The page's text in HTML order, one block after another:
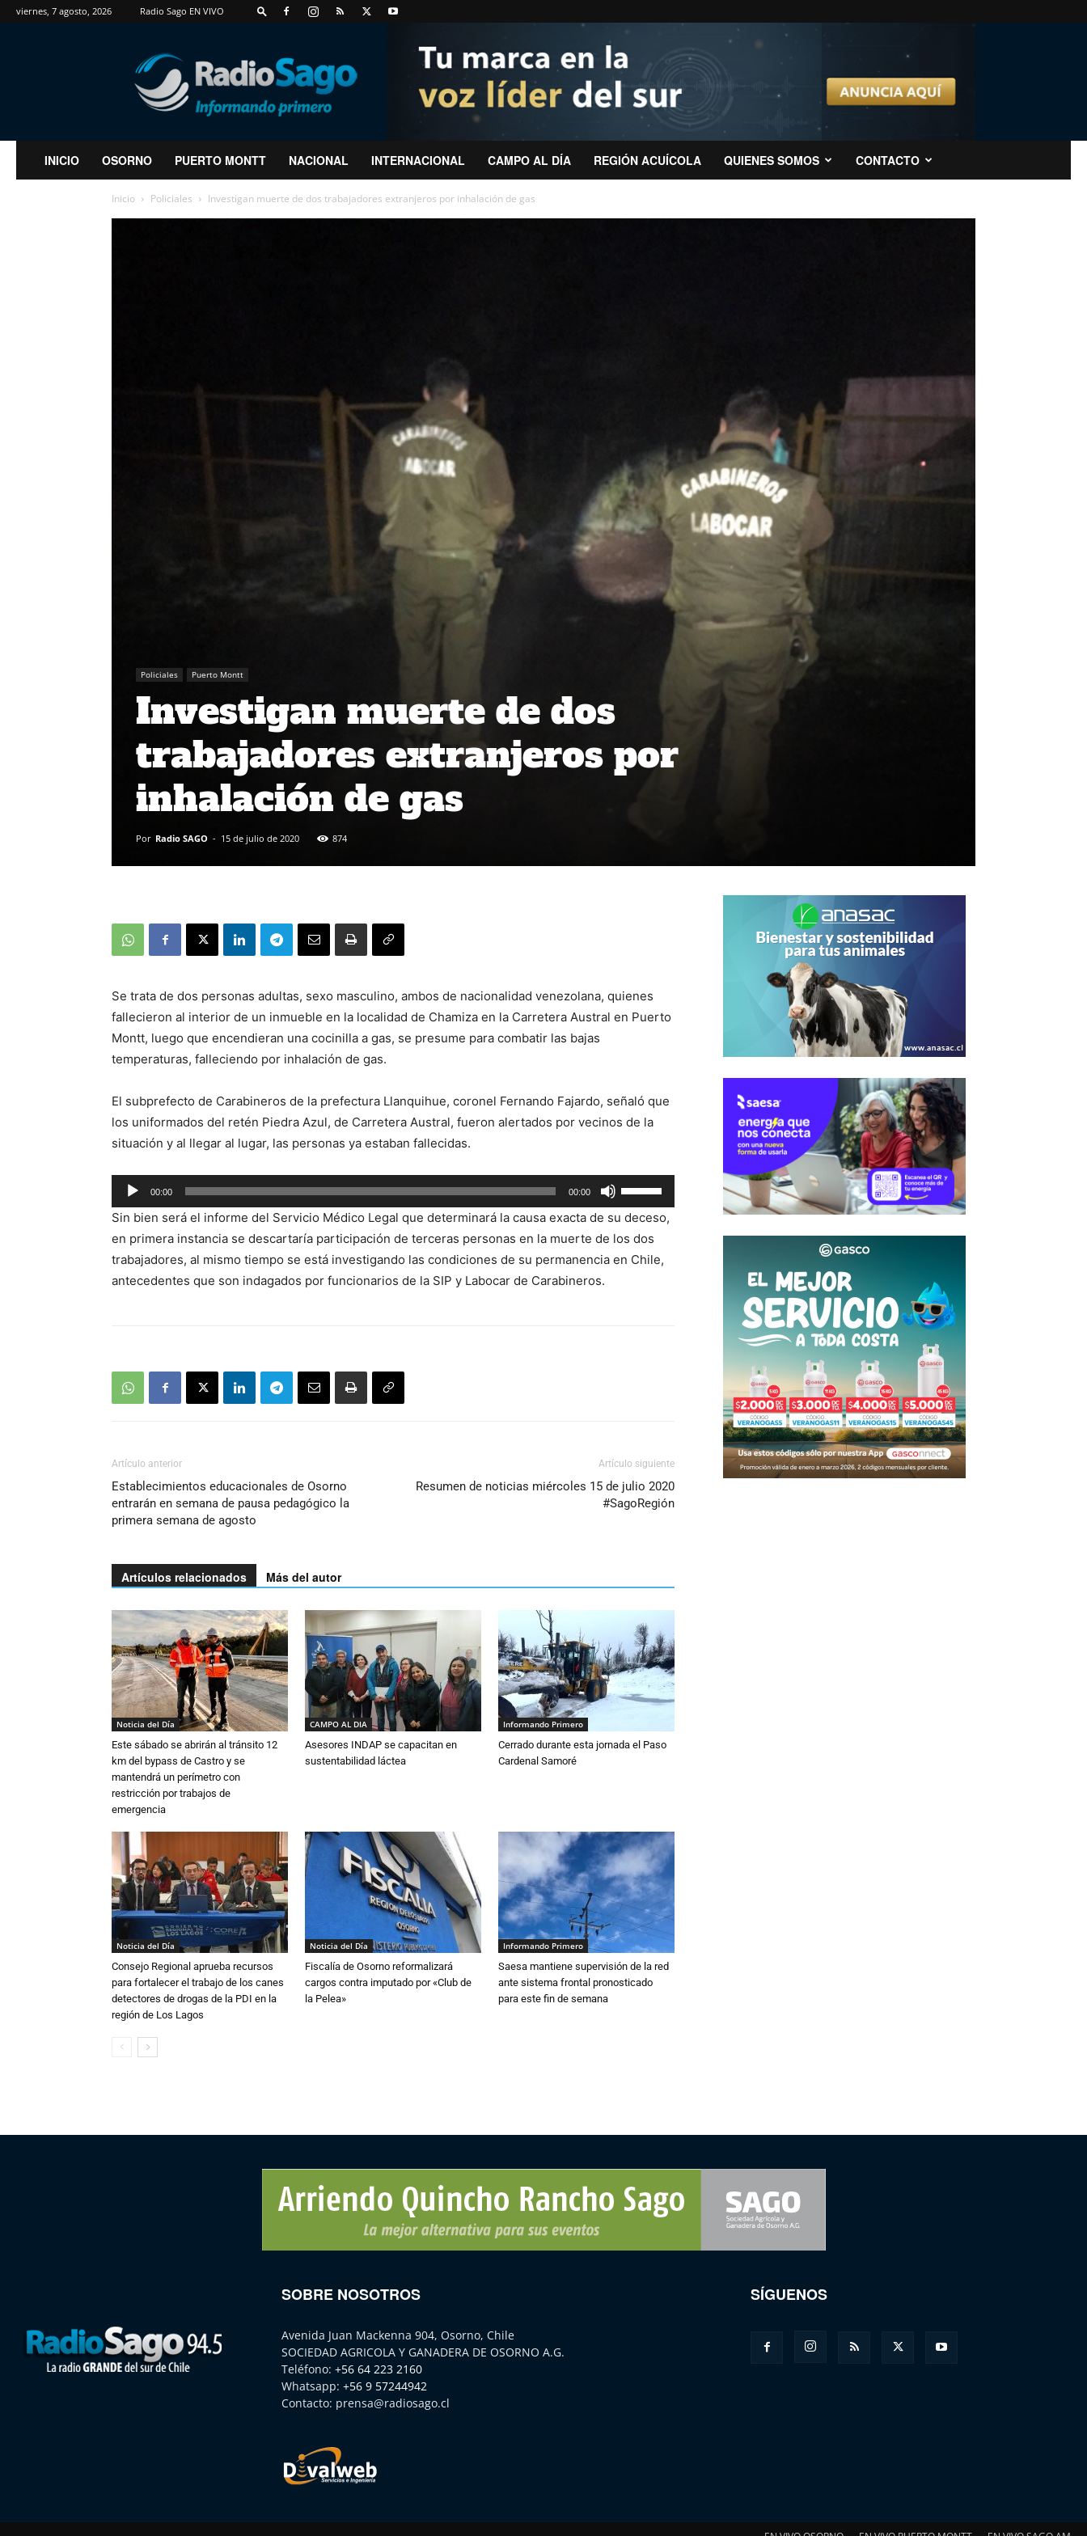
viernes, 7 agosto, 2026 Radio Sago EN VIVO
RadioSago
INICIO OSORNO PUERTO MONTT NACIONAL INTERNACIONAL CAMPO AL DÍA REGIÓN ACUÍCOLA QUIENES SOMOS CONTACTO
Inicio Policiales Investigan muerte de dos trabajadores extranjeros por inhalación de gas
Policiales Puerto Montt
Investigan muerte de dos
trabajadores extranjeros por
inhalación de gas
Por Radio SAGO - 15 de julio de 2020 874
Se trata de dos personas adultas, sexo masculino, ambos de nacionalidad venezolana, quienes
fallecieron al interior de un inmueble en la localidad de Chamiza en la Carretera Austral en Puerto
Montt, luego que encendieran una cocinilla a gas, se presume para combatir las bajas
temperaturas, falleciendo por inhalación de gas.
El subprefecto de Carabineros de la prefectura Llanquihue, coronel Fernando Fajardo, señaló que
los uniformados del retén Piedra Azul, de Carretera Austral, fueron alertados por vecinos de la
situación y al llegar al lugar, las personas ya estaban fallecidas.
Reproductor
de
audio
00:00 00:00
las
teclas
de
flecha
Sin bien será el informe del Servicio Médico Legal que determinará la causa exacta de su deceso,
en primera instancia se descartaría participación de terceras personas en la muerte de los dos
trabajadores, al mismo tiempo se está investigando las condiciones de su permanencia en Chile,
antecedentes que son indagados por funcionarios de la SIP y Labocar de Carabineros.
Artículo anterior
Establecimientos educacionales de Osorno
entrarán en semana de pausa pedagógico la
primera semana de agosto
Artículo siguiente
Resumen de noticias miércoles 15 de julio 2020
#SagoRegión
Artículos relacionados Más del autor
Noticia del Día
Este sábado se abrirán al tránsito 12
km del bypass de Castro y se
mantendrá un perímetro con
restricción por trabajos de
emergencia
CAMPO AL DIA
Asesores INDAP se capacitan en
sustentabilidad láctea
Informando Primero
Cerrado durante esta jornada el Paso
Cardenal Samoré
Noticia del Día
Consejo Regional aprueba recursos
para fortalecer el trabajo de los canes
detectores de drogas de la PDI en la
región de Los Lagos
Noticia del Día
Fiscalía de Osorno reformalizará
cargos contra imputado por «Club de
la Pelea»
Informando Primero
Saesa mantiene supervisión de la red
ante sistema frontal pronosticado
para este fin de semana
SOBRE NOSOTROS
Avenida Juan Mackenna 904, Osorno, Chile
SOCIEDAD AGRICOLA Y GANADERA DE OSORNO A.G.
Teléfono: +56 64 223 2160
Whatsapp: +56 9 57244942
Contacto: prensa@radiosago.cl
SÍGUENOS